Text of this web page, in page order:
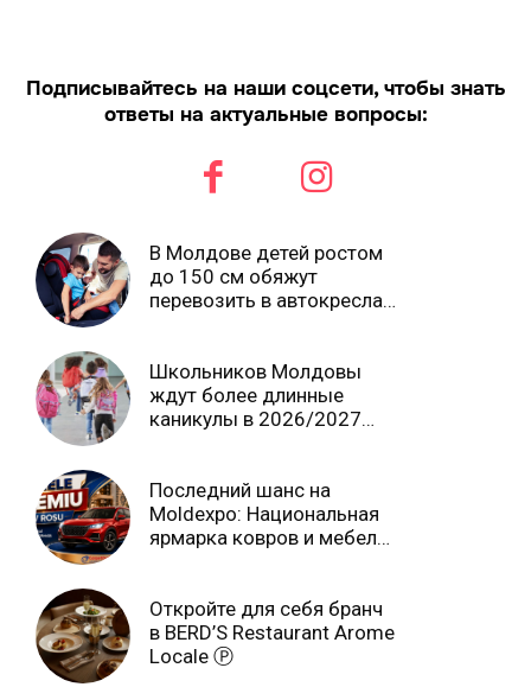
Подписывайтесь на наши соцсети, чтобы знать
ответы на актуальные вопросы:
В Молдове детей ростом
до 150 см обяжут
перевозить в автокреслах
Школьников Молдовы
ждут более длинные
каникулы в 2026/2027
Последний шанс на
Moldexpo: Национальная
ярмарка ковров и мебели
Откройте для себя бранч
в BERD’S Restaurant Arome
Locale Ⓟ